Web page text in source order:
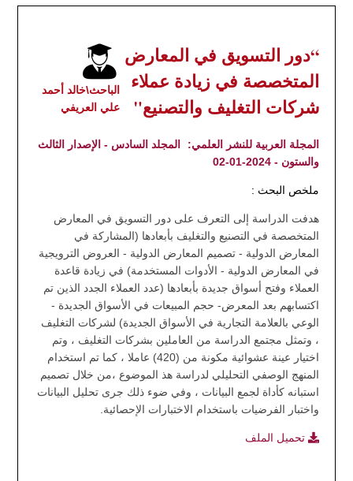
الباحث\خالد أحمد
علي العريفي
“دور التسويق في المعارض
المتخصصة في زيادة عملاء
شركات التغليف والتصنيع"
المجلة العربية للنشر العلمي:
المجلد السادس - الإصدار الثالث
والستون - 2024-01-02
ملخص البحث :
هدفت الدراسة إلى التعرف على دور التسويق في المعارض
المتخصصة في التصنيع والتغليف بأبعادها (المشاركة في
المعارض الدولية - تصميم المعارض الدولية - العروض الترويجية
في المعارض الدولية - الأدوات المستخدمة) في زيادة قاعدة
العملاء وفتح أسواق جديدة بأبعادها (عدد العملاء الجدد الذين تم
اكتسابهم بعد المعرض- حجم المبيعات في الأسواق الجديدة -
الوعي بالعلامة التجارية في الأسواق الجديدة) لشركات التغليف
، وتمثل مجتمع الدراسة من العاملين بشركات التغليف ، وتم
اختيار عينة عشوائية مكونة من (420) عاملا ، كما تم استخدام
المنهج الوصفي التحليلي لدراسة هذ الموضوع ،من خلال تصميم
استبانه كأداة لجمع البيانات ، وفي ضوء ذلك جرى تحليل البيانات
واختبار الفرضيات باستخدام الاختبارات الإحصائية.
تحميل الملف